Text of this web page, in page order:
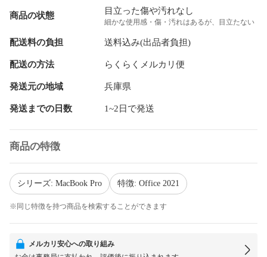
商品の状態 目立った傷や汚れなし
細かな使用感・傷・汚れはあるが、目立たない
配送料の負担 送料込み(出品者負担)
配送の方法 らくらくメルカリ便
発送元の地域 兵庫県
発送までの日数 1~2日で発送
商品の特徴
シリーズ: MacBook Pro 特徴: Office 2021
※同じ特徴を持つ商品を検索することができます
メルカリ安心への取り組み